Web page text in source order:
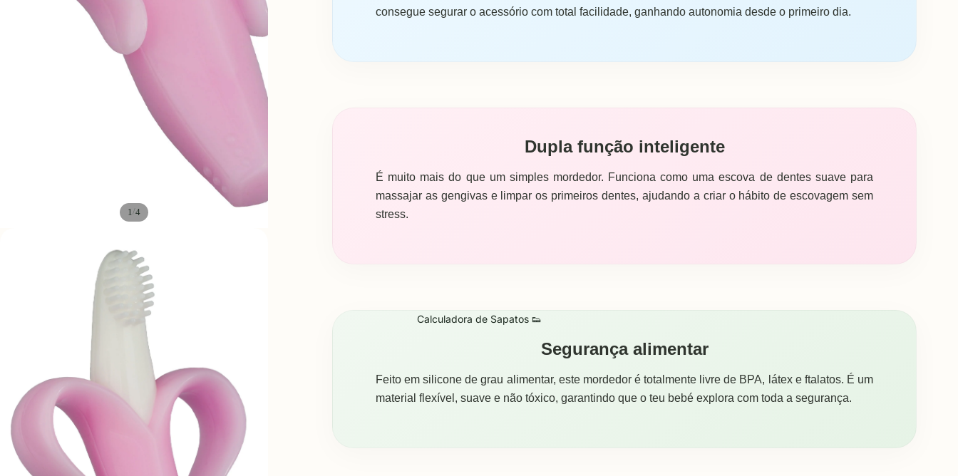
Calculadora de Sapatos 👟
1 /4
consegue segurar o acessório com total facilidade, ganhando autonomia desde o primeiro dia.
Dupla função inteligente
É muito mais do que um simples mordedor. Funciona como uma escova de dentes suave para
massajar as gengivas e limpar os primeiros dentes, ajudando a criar o hábito de escovagem sem
stress.
Segurança alimentar
Feito em silicone de grau alimentar, este mordedor é totalmente livre de BPA, látex e ftalatos. É um
material flexível, suave e não tóxico, garantindo que o teu bebé explora com toda a segurança.